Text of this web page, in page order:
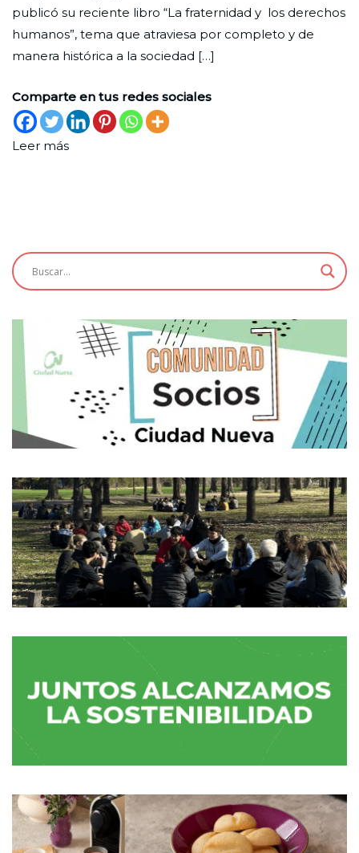
humanos:
hombre
relacional
comunidad
publicó su reciente libro “La fraternidad y los derechos
humanos”, tema que atraviesa por completo y de
manera histórica a la sociedad […]
Comparte en tus redes sociales
Leer más